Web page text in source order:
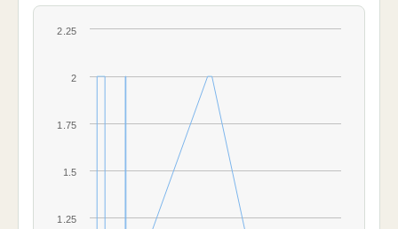
2
1.25
1.5
1.75
2.25